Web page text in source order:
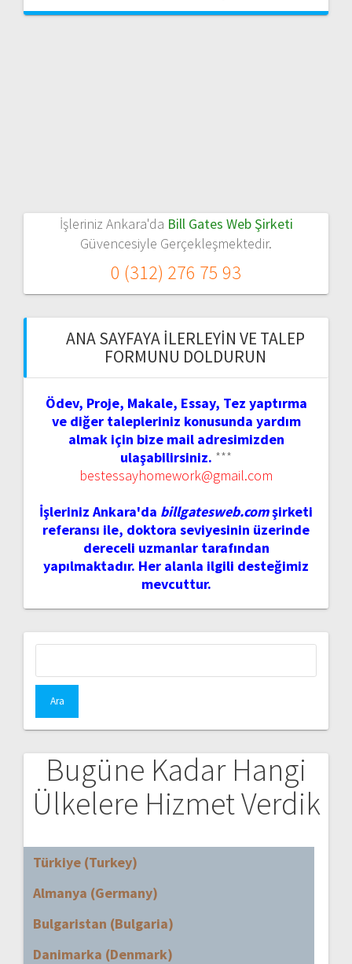
İşleriniz Ankara'da Bill Gates Web Şirketi
Güvencesiyle Gerçekleşmektedir.
0 (312) 276 75 93
ANA SAYFAYA İLERLEYIN VE TALEP
FORMUNU DOLDURUN
Ödev, Proje, Makale, Essay, Tez yaptırma
ve diğer talepleriniz konusunda yardım
almak için bize mail adresimizden
ulaşabilirsiniz. ***
bestessayhomework@gmail.com
İşleriniz Ankara'da billgatesweb.comşirketi
referansı ile, doktora seviyesinin üzerinde
dereceli uzmanlar tarafından
yapılmaktadır. Her alanla ilgili desteğimiz
mevcuttur.
Bugüne Kadar Hangi
Ülkelere Hizmet Verdik
Türkiye (Turkey)
Almanya (Germany)
Bulgaristan (Bulgaria)
Danimarka (Denmark)